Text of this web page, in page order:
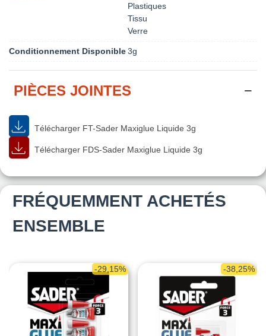
Plastiques
Tissu
Verre
Conditionnement Disponible3g
PIÈCES JOINTES
Télécharger FT-Sader Maxiglue Liquide 3g
Télécharger FDS-Sader Maxiglue Liquide 3g
FRÉQUEMMENT ACHETÉS
ENSEMBLE
-29,15% -38,25%